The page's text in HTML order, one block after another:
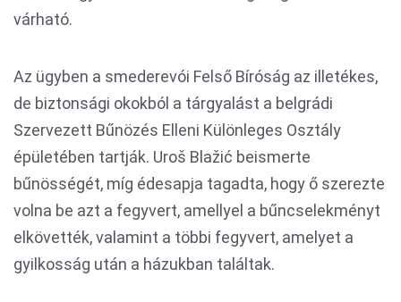
várható.
Az ügyben a smederevói Felső Bíróság az illetékes,
de biztonsági okokból a tárgyalást a belgrádi
Szervezett Bűnözés Elleni Különleges Osztály
épületében tartják. Uroš Blažić beismerte
bűnösségét, míg édesapja tagadta, hogy ő szerezte
volna be azt a fegyvert, amellyel a bűncselekményt
elkövették, valamint a többi fegyvert, amelyet a
gyilkosság után a házukban találtak.